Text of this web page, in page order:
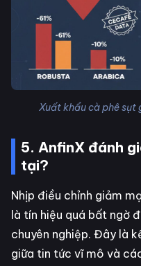
Xuất khẩu cà phê sụt
5. AnfinX đánh
tại?
Nhịp điều chỉnh giảm
là tín hiệu quá bất ngờ
chuyên nghiệp. Đây là
giữa tin tức vĩ mô và